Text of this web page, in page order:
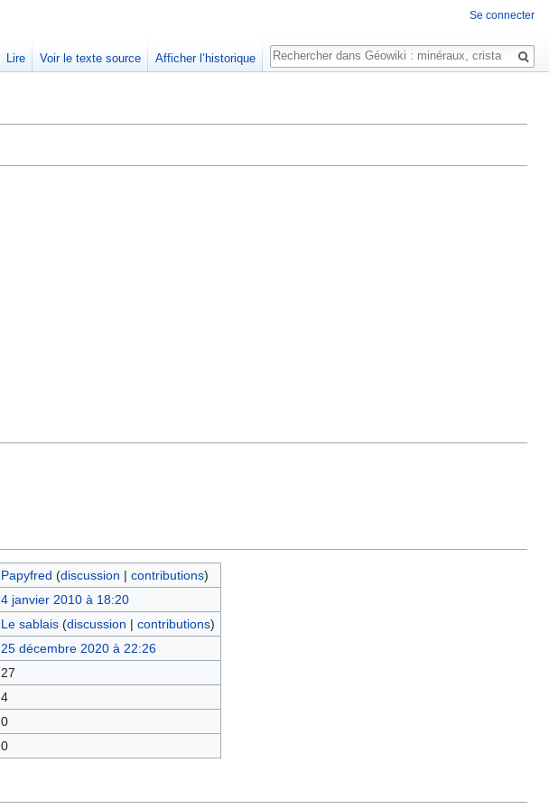
Papyfred (discussion | contributions)
4 janvier 2010 à 18:20
Le sablais (discussion | contributions)
25 décembre 2020 à 22:26
27
4
0
0
Se connecter
Lire Voir le texte source Afficher l’historique
Rechercher